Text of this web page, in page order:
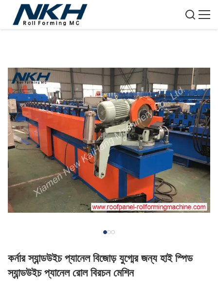
কর্নার স্যান্ডউইচ প্যানেল বিজোড় যুগ্মের জন্য হাই স্পিড
স্যান্ডউইচ প্যানেল রোল বিরচন মেশিন